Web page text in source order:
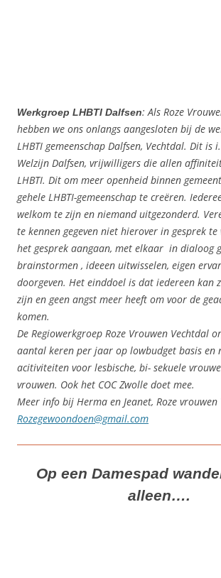
Werkgroep LHBTI Dalfsen: Als Roze
hebben we ons onlangs aangesloten bij de
LHBTI gemeenschap Dalfsen, Vechtdal. Dit is
Welzijn Dalfsen, vrijwilligers die allen
LHBTI. Dit om meer openheid binnen
gehele LHBTI-gemeenschap te creëren.
welkom te zijn en niemand uitgezonderd.
te kennen gegeven niet hierover in gesprek
het gesprek aangaan, met elkaar in dialoog
brainstormen , ideeen uitwisselen, eigen
doorgeven. Het einddoel is dat iedereen
zijn en geen angst meer heeft om voor de
komen.
De Regiowerkgroep Roze Vrouwen Vechtdal
aantal keren per jaar op lowbudget basis en
acitiviteiten voor lesbische, bi- sekuele
vrouwen. Ook het COC Zwolle doet mee.
Meer info bij Herma en Jeanet, Roze vrouwen
Rozegewoondoen@gmail.com
Op een Damespad
alleen….